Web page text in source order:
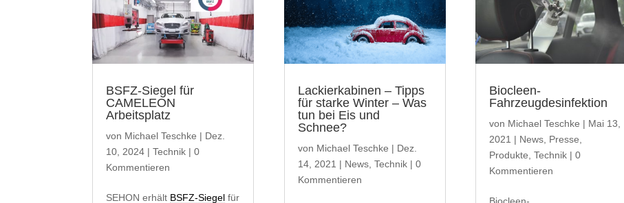
BSFZ-Siegel für
CAMELEON
Arbeitsplatz
von Michael Teschke | Dez.
10, 2024 |Technik | 0
Kommentieren
SEHON erhält BSFZ-Siegel für
Lackierkabinen – Tipps
für starke Winter – Was
tun bei Eis und
Schnee?
von Michael Teschke | Dez.
14, 2021 | News, Technik| 0
Kommentieren
Biocleen-
Fahrzeugdesinfektion
von Michael Teschke | Mai 13,
2021 | News, Presse,
Produkte,Technik | 0
Kommentieren